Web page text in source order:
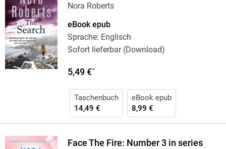
Nora Roberts
eBook epub
Sprache: Englisch
Sofort lieferbar (Download)
5,49 €*
Taschenbuch
14,49 €
eBook epub
8,99 €
Face The Fire: Number 3 in series